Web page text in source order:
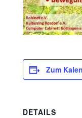
Zum
DETAILS